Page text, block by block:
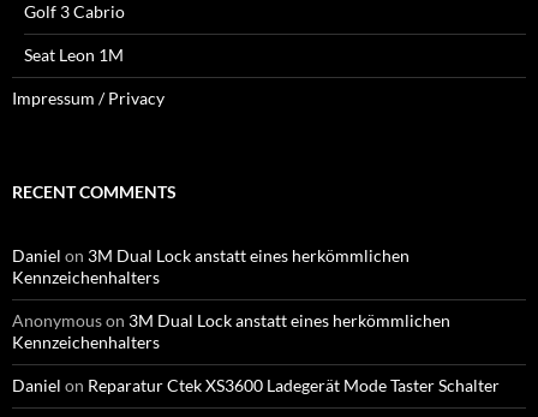
Golf 3 Cabrio
Seat Leon 1M
Impressum / Privacy
RECENT COMMENTS
Daniel on 3M Dual Lock anstatt eines herkömmlichen
Kennzeichenhalters
Anonymouson 3M Dual Lock anstatt eines herkömmlichen
Kennzeichenhalters
Daniel on Reparatur Ctek XS3600 Ladegerät Mode Taster Schalter